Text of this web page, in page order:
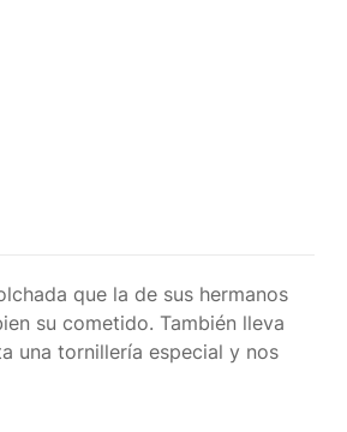
que la de sus hermanos
su cometido. También lleva
una tornillería especial y nos